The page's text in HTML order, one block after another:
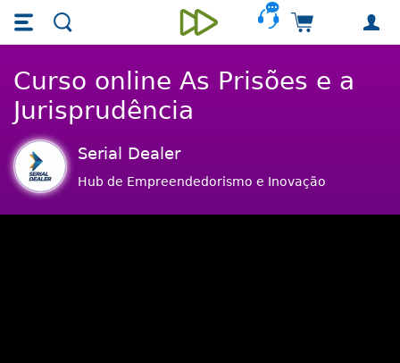
Skip main navigation
Skip to main content
Unieducar
Carrinho de
Curso online As Prisões e a
Jurisprudência
Serial Dealer
Hub de Empreendedorismo e Inovação